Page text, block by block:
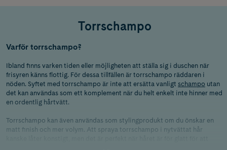
Torrschampo
Varför torrschampo?
Ibland finns varken tiden eller möjligheten att ställa sig i duschen när
frisyren känns flottig. För dessa tillfällen är torrschampo räddaren i
nöden. Syftet med torrschampo är inte att ersätta vanligt schampo utan
det kan användas som ett komplement när du helt enkelt inte hinner med
en ordentlig hårtvätt.
Torrschampo kan även användas som stylingprodukt om du önskar en
matt finish och mer volym. Att spraya torrschampo i nytvättat hår